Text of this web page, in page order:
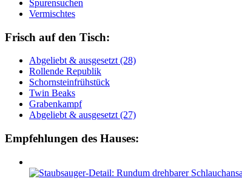
Spurensuchen
Vermischtes
Frisch auf den Tisch:
Ab­ge­liebt & aus­ge­setzt (28)
Rol­len­de Re­pu­blik
Schorn­stein­früh­stück
Twin Beaks
Gra­ben­kampf
Ab­ge­liebt & aus­ge­setzt (27)
Empfehlungen des Hauses: